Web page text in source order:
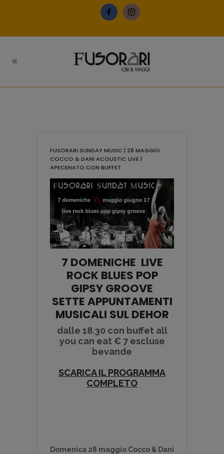
FUSORARI SUNDAY MUSIC | 28 MAGGIO
COCCO & DANI ACOUSTIC LIVE |
APECENATO CON BUFFET
7 DOMENICHE LIVE
ROCK BLUES POP
GIPSY GROOVE
SETTE APPUNTAMENTI
MUSICALI SUL DEHOR
dalle 18.30 con buffet all
you can eat € 7 escluse
bevande
SCARICA IL PROGRAMMA
COMPLETO
Domenica 28 maggio Cocco & Dani